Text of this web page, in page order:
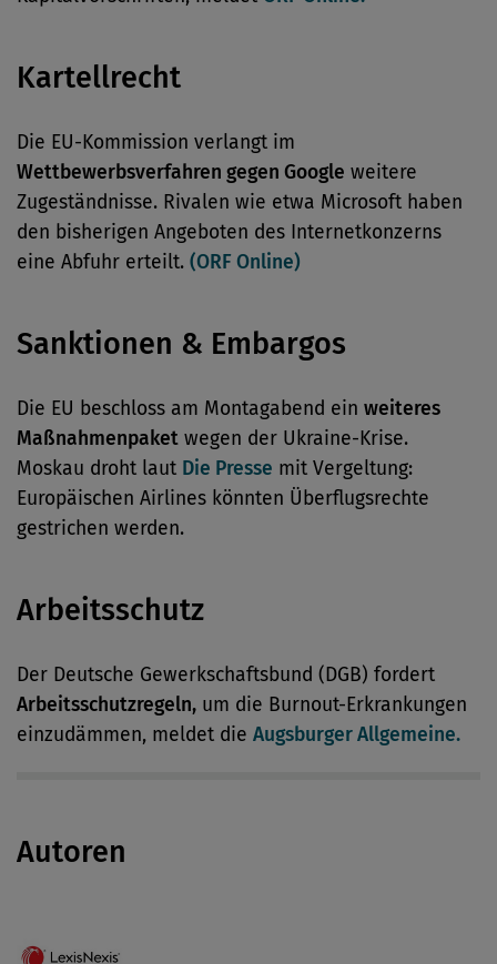
Kartellrecht
Die EU-Kommission verlangt im
Wettbewerbsverfahren gegen Google weitere
Zugeständnisse. Rivalen wie etwa Microsoft haben
den bisherigen Angeboten des Internetkonzerns
eine Abfuhr erteilt. (ORF Online)
Sanktionen & Embargos
Die EU beschloss am Montagabend ein weiteres
Maßnahmenpaket wegen der Ukraine-Krise.
Moskau droht laut Die Presse mit Vergeltung:
Europäischen Airlines könnten Überflugsrechte
gestrichen werden.
Arbeitsschutz
Der Deutsche Gewerkschaftsbund (DGB) fordert
Arbeitsschutzregeln, um die Burnout-Erkrankungen
einzudämmen, meldet die Augsburger Allgemeine.
Autoren